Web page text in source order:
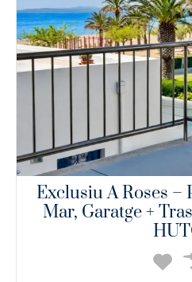
Exclusiu A Roses –
Mar, Garatge +